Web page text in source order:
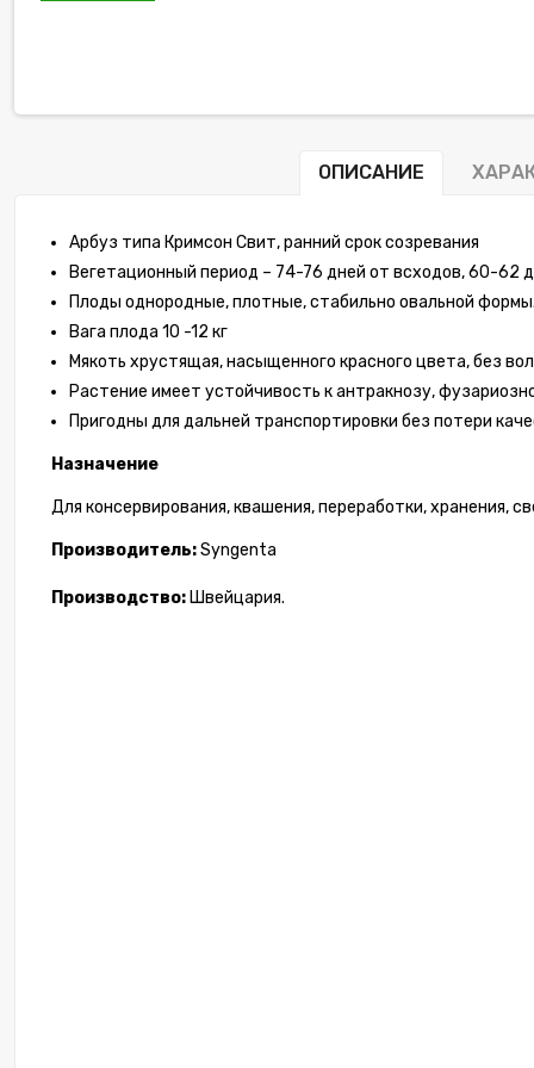
ОПИСАНИЕ
Арбуз типа Кримсон Свит, ранний срок созревания
Вегетационный период – 74-76 дней от всходов, 60-62
Плоды однородные, плотные, стабильно овальной формы.
Вага плода 10 -12 кг
Мякоть хрустящая, насыщенного красного цвета, без
Растение имеет устойчивость к антракнозу,
Пригодны для дальней транспортировки без потери
Назначение
Для консервирования, квашения, переработки, хранения,
Производитель:Syngenta
Производство: Швейцария.